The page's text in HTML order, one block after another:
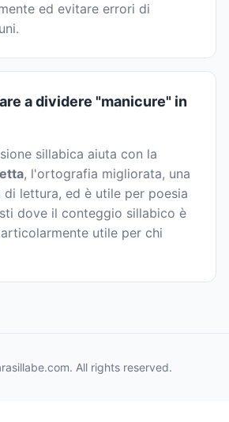
ed evitare errori di
a dividere "manicure" in
sillabica aiuta con la
, l'ortografia migliorata, una
lettura, ed è utile per poesia
dove il conteggio sillabico è
utile per chi
All rights reserved.